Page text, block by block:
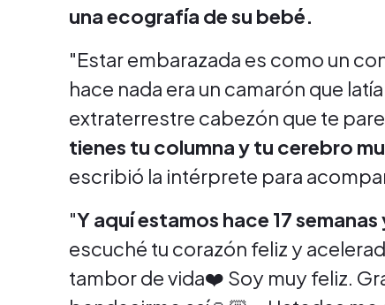
una ecografía de su bebé.
"Estar embarazada es como un
hace nada era un camarón que
extraterrestre cabezón que te
tienes tu columna y tu cerebro
escribió la intérprete para
"Y aquí estamos hace 17
escuché tu corazón feliz y
tambor de vida❤️ Soy muy feliz.